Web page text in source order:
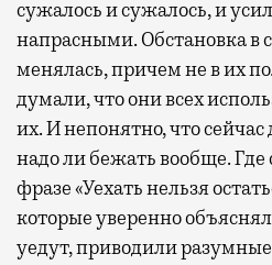
сужалось и сужалось, и
напрасными. Обстановка в
менялась, причем не в их
думали, что они всех
их. И непонятно, что
надо ли бежать вообще. Где
фразе «Уехать нельзя
которые уверенно
уедут, приводили